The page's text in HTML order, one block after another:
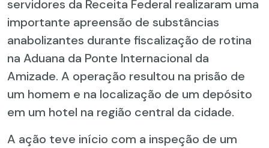
servidores da Receita Federal realizaram uma
importante apreensão de substâncias
anabolizantes durante fiscalização de rotina
na Aduana da Ponte Internacional da
Amizade. A operação resultou na prisão de
um homem e na localização de um depósito
em um hotel na região central da cidade.
A ação teve início com a inspeção de um